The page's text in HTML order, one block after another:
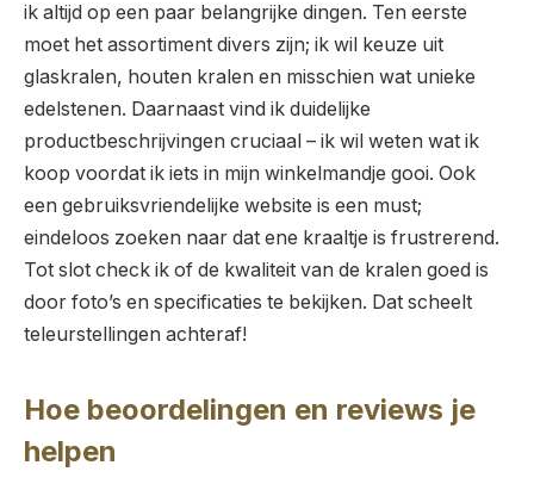
ik altijd op een paar belangrijke dingen. Ten eerste
moet het assortiment divers zijn; ik wil keuze uit
glaskralen, houten kralen en misschien wat unieke
edelstenen. Daarnaast vind ik duidelijke
productbeschrijvingen cruciaal – ik wil weten wat ik
koop voordat ik iets in mijn winkelmandje gooi. Ook
een gebruiksvriendelijke website is een must;
eindeloos zoeken naar dat ene kraaltje is frustrerend.
Tot slot check ik of de kwaliteit van de kralen goed is
door foto’s en specificaties te bekijken. Dat scheelt
teleurstellingen achteraf!
Hoe beoordelingen en reviews je
helpen